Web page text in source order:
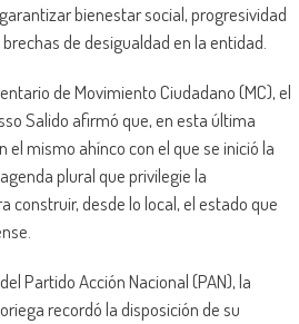
bienestar social, progresividad
de desigualdad en la entidad.
de Movimiento Ciudadano (MC), el
Salido afirmó que, en esta última
el mismo ahínco con el que se inició la
plural que privilegie la
construir, desde lo local, el estado que
Partido Acción Nacional (PAN), la
recordó la disposición de su